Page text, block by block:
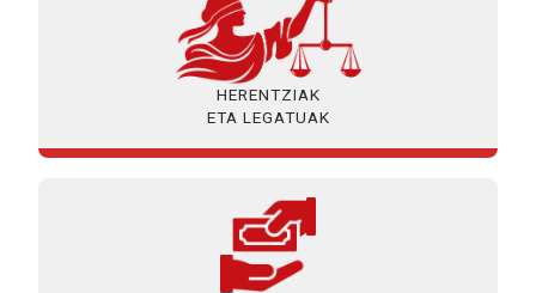
HERENTZIAK
ETA LEGATUAK